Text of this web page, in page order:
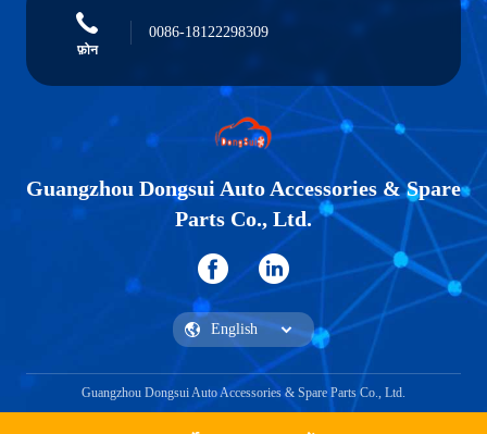
फ़ोन
0086-18122298309
Guangzhou Dongsui Auto Accessories & Spare
Parts Co., Ltd.
Guangzhou Dongsui Auto Accessories & Spare Parts Co., Ltd.